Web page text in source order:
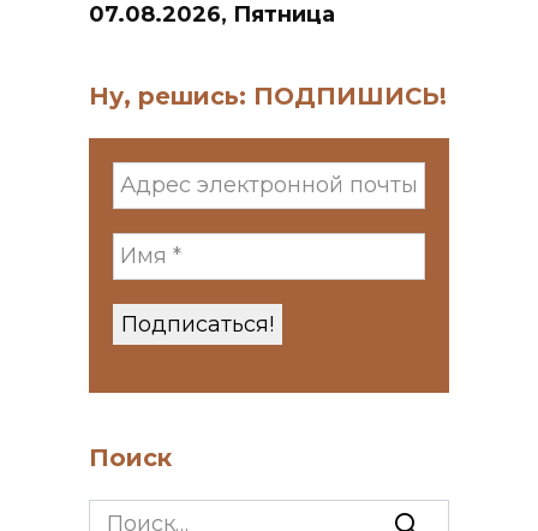
07.08.2026, Пятница
Ну, решись: ПОДПИШИСЬ!
Поиск
Search